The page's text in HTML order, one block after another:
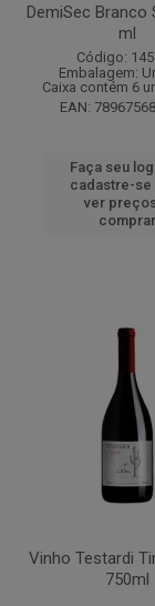
DemiSec Branco
ml
Código:
Embalagem:
Caixa contém 6
EAN:
Faça seu
cadastre-se
ver
comprar
Vinho Testardi
750ml